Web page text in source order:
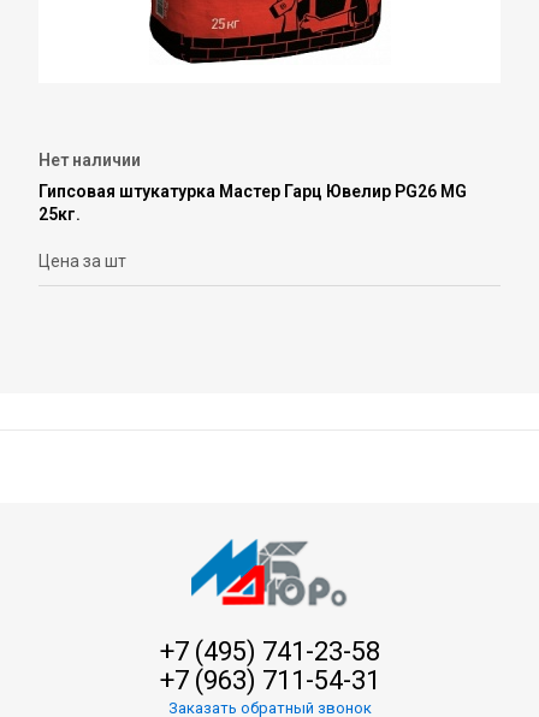
Нет наличии
Гипсовая штукатурка Мастер Гарц Ювелир PG26 MG
25кг.
Цена за шт
+7 (495) 741-23-58
+7 (963) 711-54-31
Заказать обратный звонок